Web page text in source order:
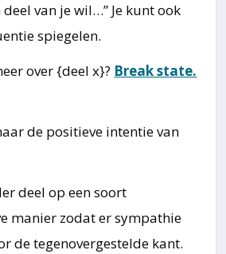
van je wil…” Je kunt ook
spiegelen.
over {deel x}? Break state.
de positieve intentie van
deel op een soort
manier zodat er sympathie
de tegenovergestelde kant.